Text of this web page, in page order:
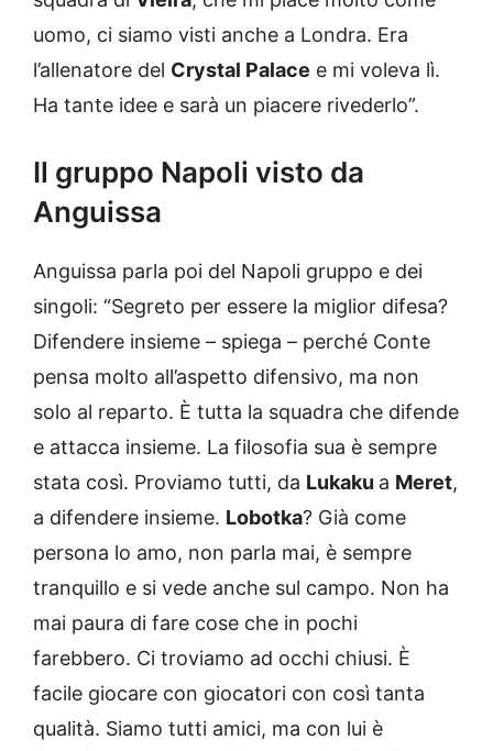
uomo, ci siamo visti anche a Londra. Era
l’allenatore del Crystal Palace e mi voleva lì.
Ha tante idee e sarà un piacere rivederlo”.
Il gruppo Napoli visto da
Anguissa
Anguissa parla poi del Napoli gruppo e dei
singoli: “Segreto per essere la miglior difesa?
Difendere insieme – spiega – perché Conte
pensa molto all’aspetto difensivo, ma non
solo al reparto. È tutta la squadra che difende
e attacca insieme. La filosofia sua è sempre
stata così. Proviamo tutti, da Lukaku a Meret,
a difendere insieme. Lobotka? Già come
persona lo amo, non parla mai, è sempre
tranquillo e si vede anche sul campo. Non ha
mai paura di fare cose che in pochi
farebbero. Ci troviamo ad occhi chiusi. È
facile giocare con giocatori con così tanta
qualità. Siamo tutti amici, ma con lui è